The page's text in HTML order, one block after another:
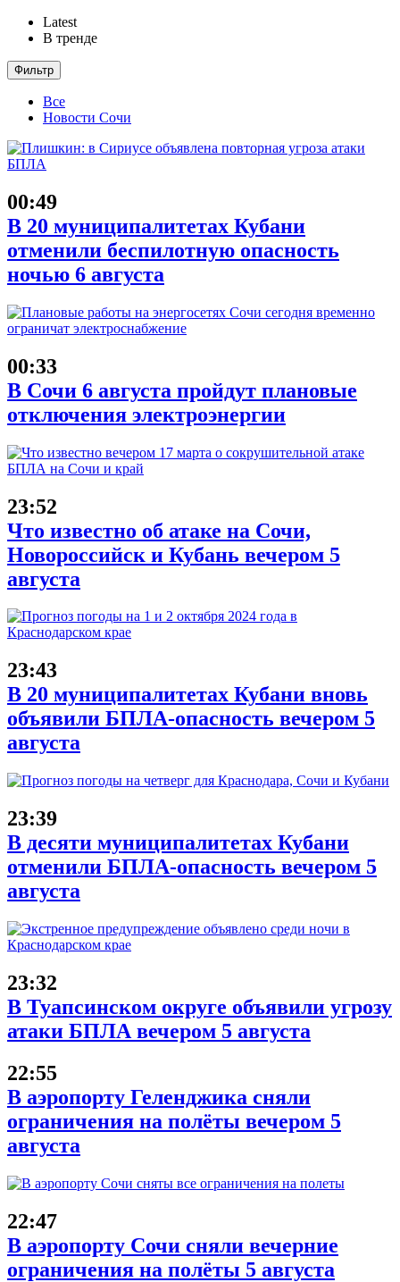
Latest
В тренде
Фильтр
Все
Новости Сочи
00:49
В 20 муниципалитетах Кубани
отменили беспилотную опасность
ночью 6 августа
00:33
В Сочи 6 августа пройдут плановые
отключения электроэнергии
23:52
Что известно об атаке на Сочи,
Новороссийск и Кубань вечером 5
августа
23:43
В 20 муниципалитетах Кубани вновь
объявили БПЛА-опасность вечером 5
августа
23:39
В десяти муниципалитетах Кубани
отменили БПЛА-опасность вечером 5
августа
23:32
В Туапсинском округе объявили угрозу
атаки БПЛА вечером 5 августа
22:55
В аэропорту Геленджика сняли
ограничения на полёты вечером 5
августа
22:47
В аэропорту Сочи сняли вечерние
ограничения на полёты 5 августа